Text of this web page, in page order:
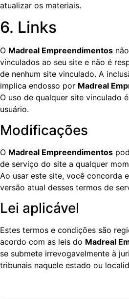
atualizar os materiais.
6. Links
O Madreal Empreendimentos
vinculados ao seu site e não é
de nenhum site vinculado. A
implica endosso por Madreal
O uso de qualquer site vinculado
usuário.
Modificações
O Madreal Empreendimentos
de serviço do site a qualquer
Ao usar este site, você concorda
versão atual desses termos de
Lei aplicável
Estes termos e condições são
acordo com as leis do Madreal
se submete irrevogavelmente à
tribunais naquele estado ou